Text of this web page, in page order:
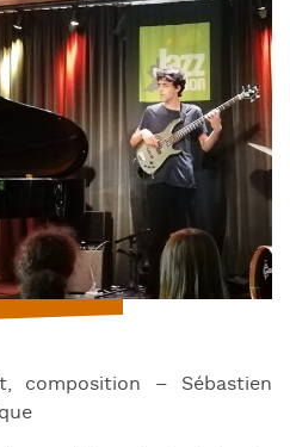
composition – Sébastien